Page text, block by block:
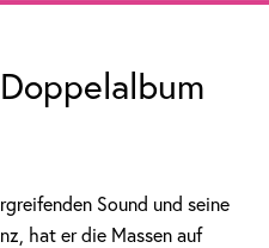
Sound und seine
hat er die Massen auf